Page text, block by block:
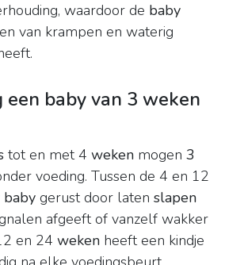
waardoor de baby
van krampen en waterig
een baby van 3 weken
tot en met 4 weken mogen 3
voeding. Tussen de 4 en 12
baby gerust door laten slapen
afgeeft of vanzelf wakker
en 24 weken heeft een kindje